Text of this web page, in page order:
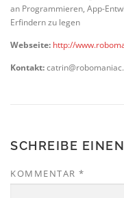
an Programmieren, App-
Erfindern zu legen
Webseite: http://
Kontakt:
SCHREIBE
KOMMENTAR *